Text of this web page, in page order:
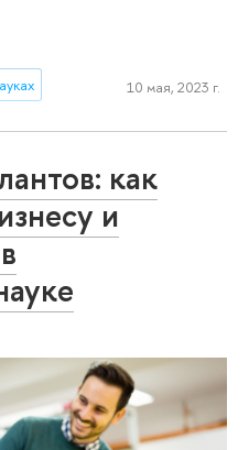
10 мая, 2023 г.
как
и